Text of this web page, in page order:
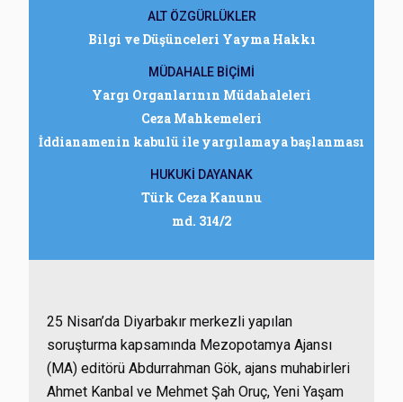
ALT ÖZGÜRLÜKLER
Bilgi ve Düşünceleri Yayma Hakkı
MÜDAHALE BİÇİMİ
Yargı Organlarının Müdahaleleri
Ceza Mahkemeleri
İddianamenin kabulü ile yargılamaya başlanması
HUKUKİ DAYANAK
Türk Ceza Kanunu
md. 314/2
25 Nisan’da Diyarbakır merkezli yapılan
soruşturma kapsamında Mezopotamya Ajansı
(MA) editörü Abdurrahman Gök, ajans muhabirleri
Ahmet Kanbal ve Mehmet Şah Oruç, Yeni Yaşam